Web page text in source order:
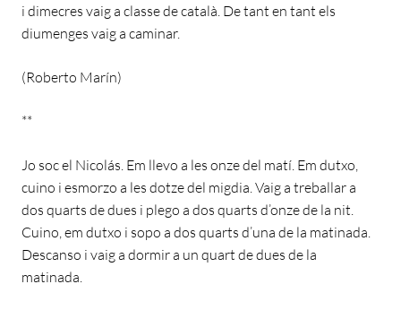
i dimecres vaig a classe de català. De tant en tant els
diumenges vaig a caminar.
(Roberto Marín)
**
Jo soc el Nicolás. Em llevo a les onze del matí. Em dutxo,
cuino i esmorzo a les dotze del migdia. Vaig a treballar a
dos quarts de dues i plego a dos quarts d’onze de la nit.
Cuino, em dutxo i sopo a dos quarts d’una de la matinada.
Descanso i vaig a dormir a un quart de dues de la
matinada.